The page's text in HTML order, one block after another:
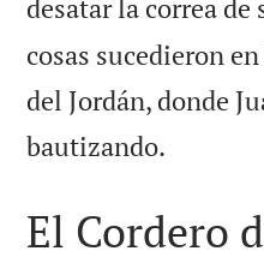
desatar la correa de
cosas sucedieron
del Jordán, donde
bautizando.
El Cordero